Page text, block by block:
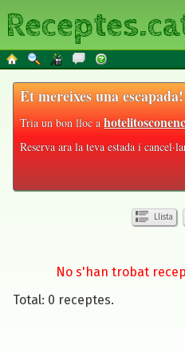
Et mereixes una escapada!
Tria un bon lloc a
Reserva ara la teva estada i
Llista
No s'han trobat
Total: 0 receptes.